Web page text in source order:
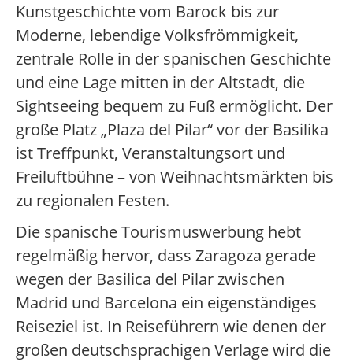
Kunstgeschichte vom Barock bis zur
Moderne, lebendige Volksfrömmigkeit,
zentrale Rolle in der spanischen Geschichte
und eine Lage mitten in der Altstadt, die
Sightseeing bequem zu Fuß ermöglicht. Der
große Platz „Plaza del Pilar“ vor der Basilika
ist Treffpunkt, Veranstaltungsort und
Freiluftbühne – von Weihnachtsmärkten bis
zu regionalen Festen.
Die spanische Tourismuswerbung hebt
regelmäßig hervor, dass Zaragoza gerade
wegen der Basilica del Pilar zwischen
Madrid und Barcelona ein eigenständiges
Reiseziel ist. In Reiseführern wie denen der
großen deutschsprachigen Verlage wird die